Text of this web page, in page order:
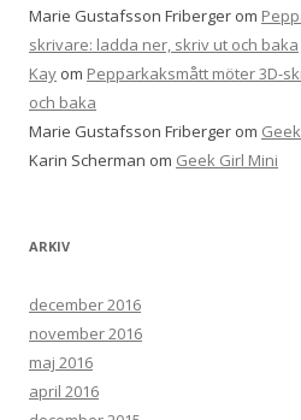
Marie Gustafsson Friberger om
skrivare: ladda ner, skriv ut och baka
Kay om Pepparkaksmått möter 3D-
och baka
Marie Gustafsson Friberger om
Karin Scherman om Geek Girl Mini
ARKIV
december 2016
november 2016
maj 2016
april 2016